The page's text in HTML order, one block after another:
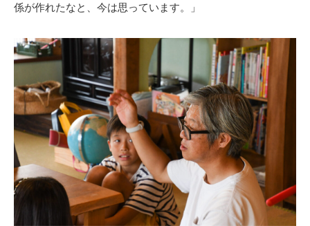
係が作れたなと、今は思っています。」